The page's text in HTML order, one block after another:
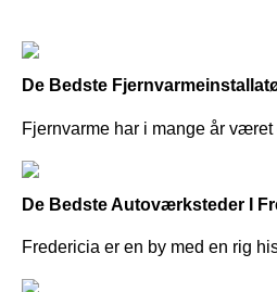
De Bedste
Fjernvarme har i mange år
De Bedste Autoværksteder I
Fredericia er en by med en rig